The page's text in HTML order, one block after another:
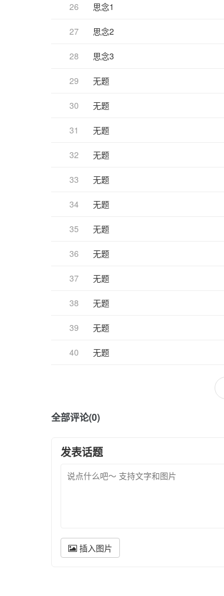
26 思念1
27 思念2
28 思念3
29 无题
30 无题
31 无题
32 无题
33 无题
34 无题
35 无题
36 无题
37 无题
38 无题
39 无题
40 无题
全部评论(0)
发表话题
插入图片